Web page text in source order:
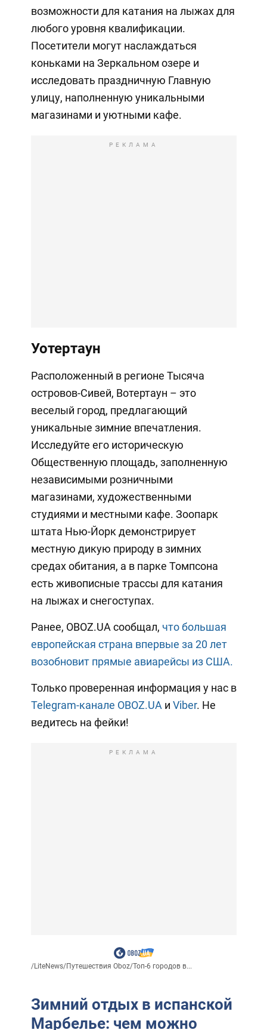
возможности для катания на лыжах для
любого уровня квалификации.
Посетители могут наслаждаться
коньками на Зеркальном озере и
исследовать праздничную Главную
улицу, наполненную уникальными
магазинами и уютными кафе.
РЕКЛАМА
Уотертаун
Расположенный в регионе Тысяча
островов-Сивей, Вотертаун – это
веселый город, предлагающий
уникальные зимние впечатления.
Исследуйте его историческую
Общественную площадь, заполненную
независимыми розничными
магазинами, художественными
студиями и местными кафе. Зоопарк
штата Нью-Йорк демонстрирует
местную дикую природу в зимних
средах обитания, а в парке Томпсона
есть живописные трассы для катания
на лыжах и снегоступах.
Ранее, OBOZ.UA сообщал, что большая
европейская страна впервые за 20 лет
возобновит прямые авиарейсы из США.
Только проверенная информация у нас в
Telegram-канале OBOZ.UA и Viber. Не
ведитесь на фейки!
РЕКЛАМА
/LiteNews/Путешествия Oboz/Топ-6 городов в...
Зимний отдых в испанской
Марбелье: чем можно